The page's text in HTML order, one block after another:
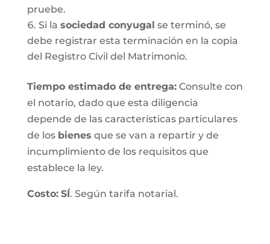
pruebe.
Si la sociedad conyugal se terminó, se
debe registrar esta terminación en la copia
del Registro Civil del Matrimonio.
Tiempo estimado de entrega:Consulte con
el notario, dado que esta diligencia
depende de las características particulares
de los bienes que se van a repartir y de
incumplimiento de los requisitos que
establece la ley.
Costo: SÍ. Según tarifa notarial.